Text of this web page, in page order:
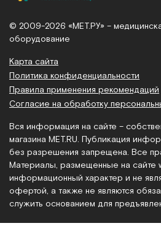
© 2009-2026 «МЕТ.РУ» –
оборудование
Карта сайта
Политика конфиденциальности
Правила применения рекомендаций
Согласие на обработку
Вся информация на сайте –
магазина MET.RU. Публикация
без разрешения запрещена. Все
Материалы, размещенные на сайте
информационный характер и не
офертой, а также не являются
служить основанием для